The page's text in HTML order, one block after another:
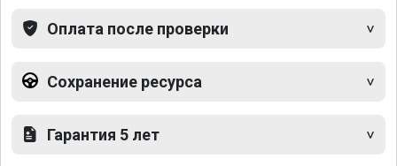
Оплата после проверки
Сохранение ресурса
Гарантия 5 лет